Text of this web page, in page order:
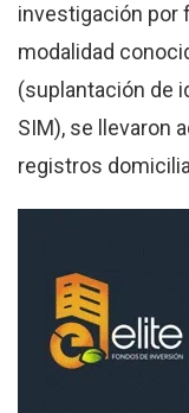
investigación por
modalidad
(suplantación de
SIM), se llevaron
registros